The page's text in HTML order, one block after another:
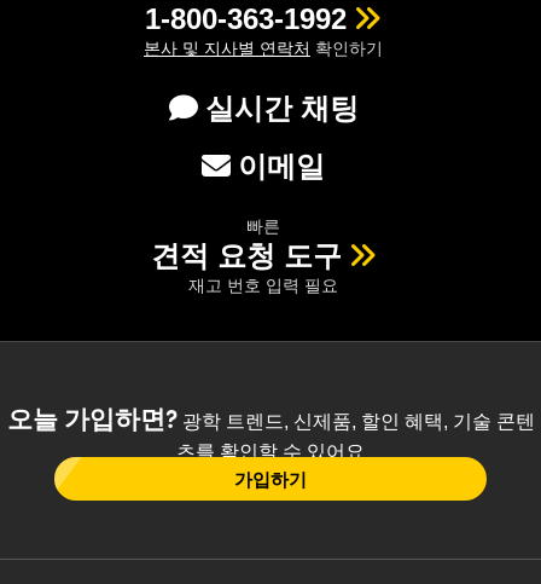
1-800-363-1992
본사 및 지사별 연락처 확인하기
실시간 채팅
이메일
빠른
견적 요청 도구
재고 번호 입력 필요
오늘 가입하면?광학 트렌드, 신제품, 할인 혜택, 기술 콘텐
츠를 확인할 수 있어요
가입하기